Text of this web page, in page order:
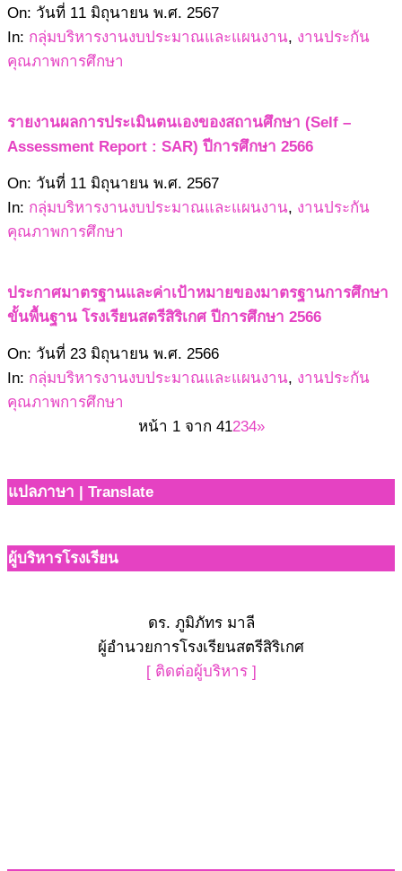
2567-
06-
11
On: วันที่ 11 มิถุนายน พ.ศ. 2567
In: กลุ่มบริหารงานงบประมาณและแผนงาน, งานประกัน
คุณภาพการศึกษา
รายงานผลการประเมินตนเองของสถานศึกษา (Self –
Assessment Report : SAR) ปีการศึกษา 2566
2567-
06-
11
On: วันที่ 11 มิถุนายน พ.ศ. 2567
In: กลุ่มบริหารงานงบประมาณและแผนงาน, งานประกัน
คุณภาพการศึกษา
ประกาศมาตรฐานและค่าเป้าหมายของมาตรฐานการศึกษา
ขั้นพื้นฐาน โรงเรียนสตรีสิริเกศ ปีการศึกษา 2566
2566-
06-
23
On: วันที่ 23 มิถุนายน พ.ศ. 2566
In: กลุ่มบริหารงานงบประมาณและแผนงาน, งานประกัน
คุณภาพการศึกษา
หน้า 1 จาก 41234»
แปลภาษา | Translate
ผู้บริหารโรงเรียน
ดร. ภูมิภัทร มาลี
ผู้อำนวยการโรงเรียนสตรีสิริเกศ
[ ติดต่อผู้บริหาร ]